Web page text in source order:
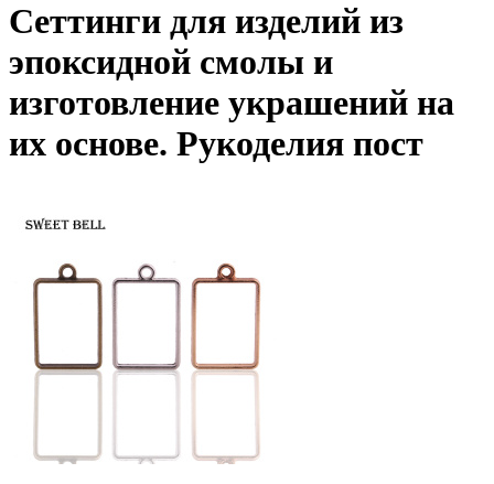
Сеттинги для изделий из
эпоксидной смолы и
изготовление украшений на
их основе. Рукоделия пост